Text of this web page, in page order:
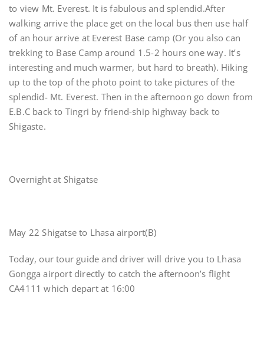
to view Mt. Everest. It is fabulous and splendid.After
walking arrive the place get on the local bus then use half
of an hour arrive at Everest Base camp (Or you also can
trekking to Base Camp around 1.5-2 hours one way. It’s
interesting and much warmer, but hard to breath). Hiking
up to the top of the photo point to take pictures of the
splendid- Mt. Everest. Then in the afternoon go down from
E.B.C back to Tingri by friend-ship highway back to
Shigaste.
Overnight at Shigatse
May 22 Shigatse to Lhasa airport(B)
Today, our tour guide and driver will drive you to Lhasa
Gongga airport directly to catch the afternoon’s flight
CA4111 which depart at 16:00